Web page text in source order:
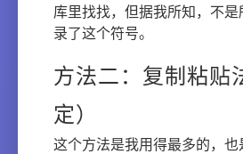
库里找找，但据我所知，不
录了这个符号。
方法二：复制粘贴
定）
这个方法是我用得最多的，也